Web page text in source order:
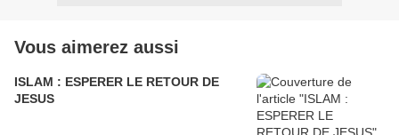
Vous aimerez aussi
ISLAM : ESPERER LE RETOUR DE
JESUS